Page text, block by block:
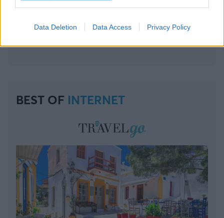
Data Deletion Data Access Privacy Policy
BEST OF INTERNET